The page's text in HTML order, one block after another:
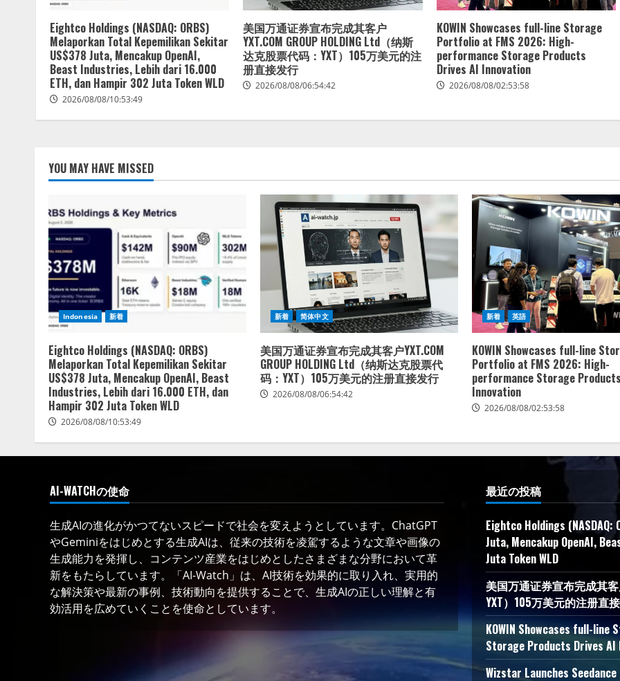
Eightco Holdings (NASDAQ: ORBS)
Melaporkan Total Kepemilikan Sekitar
US$378 Juta, Mencakup OpenAI,
Beast Industries, Lebih dari 16.000
ETH, dan Hampir 302 Juta Token WLD
2026/08/08/10:53:49
美国万通证券宣布完成其客户
YXT.COM GROUP HOLDING Ltd（纳斯
达克股票代码：YXT）105万美元的注
册直接发行
2026/08/08/06:54:42
KOWIN Showcases full-line Storage
Portfolio at FMS 2026: High-
performance Storage Products
Drives AI Innovation
2026/08/08/02:53:58
YOU MAY HAVE MISSED
Indonesia 新着
Eightco Holdings (NASDAQ: ORBS)
Melaporkan Total Kepemilikan Sekitar
US$378 Juta, Mencakup OpenAI, Beast
Industries, Lebih dari 16.000 ETH, dan
Hampir 302 Juta Token WLD
2026/08/08/10:53:49
新着 简体中文
美国万通证券宣布完成其客户YXT.COM
GROUP HOLDING Ltd（纳斯达克股票代
码：YXT）105万美元的注册直接发行
2026/08/08/06:54:42
新着 英語
KOWIN Showcases full-line
Portfolio at FMS 2026: High-
performance Storage
Innovation
2026/08/08/02:53:58
AI-WATCHの使命
生成AIの進化がかつてないスピードで社会を変えようとしています。ChatGPT
やGeminiをはじめとする生成AIは、従来の技術を凌駕するような文章や画像の
生成能力を発揮し、コンテンツ産業をはじめとしたさまざまな分野において革
新をもたらしています。「AI-Watch」は、AI技術を効果的に取り入れ、実用的
な解決策や最新の事例、技術動向を提供することで、生成AIの正しい理解と有
効活用を広めていくことを使命としています。
最近の投稿
Eightco Holdings
Juta, Mencakup OpenAI,
Juta Token WLD
美国万通证券宣布完成其客
YXT）105万美元的注册直
KOWIN Showcases full-
Storage Products Drives AI
Wizstar Launches